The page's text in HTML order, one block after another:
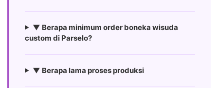
▼ Berapa minimum order boneka wisuda
custom di Parselo?
▼ Berapa lama proses produksi